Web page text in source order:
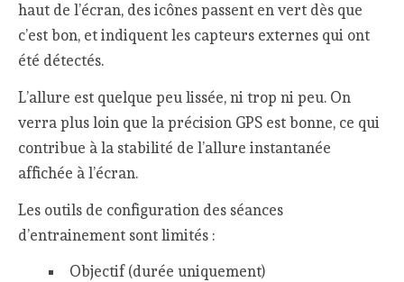
haut de l’écran, des icônes passent en vert dès que
c’est bon, et indiquent les capteurs externes qui ont
été détectés.
L’allure est quelque peu lissée, ni trop ni peu. On
verra plus loin que la précision GPS est bonne, ce qui
contribue à la stabilité de l’allure instantanée
affichée à l’écran.
Les outils de configuration des séances
d’entrainement sont limités :
Objectif (durée uniquement)